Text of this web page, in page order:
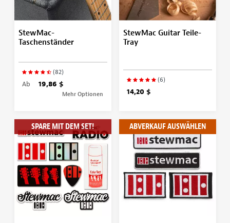
StewMac-
Taschenständer
(82)
Ab 19,86 $
Mehr Optionen
StewMac Guitar Teile-
Tray
(6)
14,20 $
SPARE MIT DEM SET! ABVERKAUF AUSWÄHLEN